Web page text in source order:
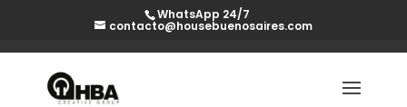
WhatsApp 24/7
contacto@housebuenosaires.com